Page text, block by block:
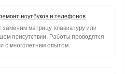
ноутбуков и телефонов
заменим матрицу, клавиатуру или
присутствии. Работы проводятся
с многолетним опытом.